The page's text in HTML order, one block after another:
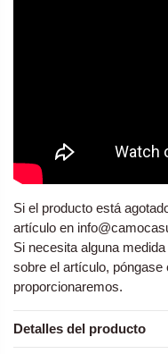
Si el producto está
artículo en
Si necesita alguna
sobre el artículo,
proporcionaremos.
Detalles del producto